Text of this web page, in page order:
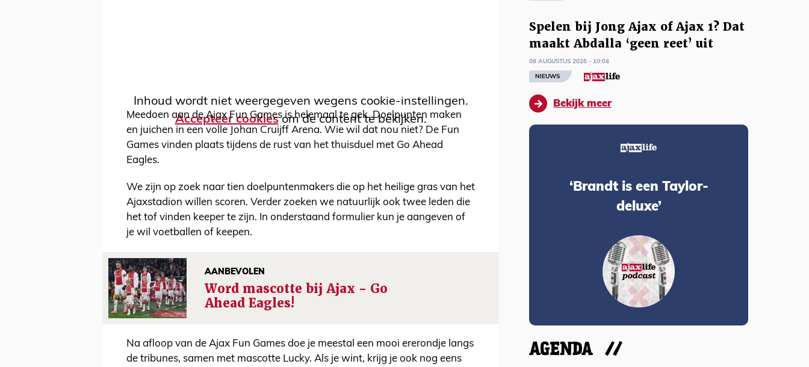
Inhoud wordt niet weergegeven wegens cookie-instellingen.
Accepteer cookiesom de content te bekijken.
Meedoen aan de Ajax Fun Games is helemaal te gek. Doelpunten maken
en juichen in een volle Johan Cruijff Arena. Wie wil dat nou niet? De Fun
Games vinden plaats tijdens de rust van het thuisduel met Go Ahead
Eagles.
We zijn op zoek naar tien doelpuntenmakers die op het heilige gras van het
Ajaxstadion willen scoren. Verder zoeken we natuurlijk ook twee leden die
het tof vinden keeper te zijn. In onderstaand formulier kun je aangeven of
je wil voetballen of keepen.
AANBEVOLEN
Word mascotte bij Ajax - Go
Ahead Eagles!
Na afloop van de Ajax Fun Games doe je meestal een mooi ererondje langs
de tribunes, samen met mascotte Lucky. Als je wint, krijg je ook nog eens
Spelen bij Jong Ajax of Ajax 1? Dat
maakt Abdalla ‘geen reet’ uit
08 AUGUSTUS 2026 - 10:04
NIEUWS
Bekijk meer
‘Brandt is een Taylor-
deluxe’
AGENDA